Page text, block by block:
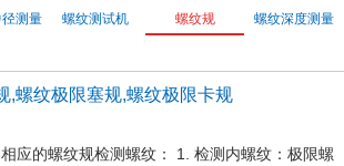
测量 螺纹测试机 螺纹规
螺纹深度测量
应的螺纹规检测螺纹： 1. 检测内螺纹：极限螺